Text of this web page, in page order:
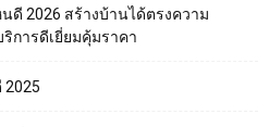
ดี 2026 สร้างบ้านได้ตรงความ
การดีเยี่ยมคุ้มราคา